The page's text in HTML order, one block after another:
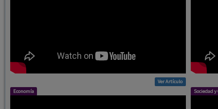
Ver Artículo
Economía Sociedad